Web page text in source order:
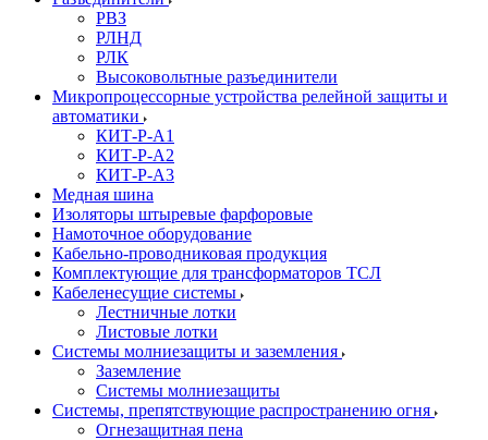
РВЗ
РЛНД
РЛК
Высоковольтные разъединители
Микропроцессорные устройства релейной защиты и
автоматики
КИТ-Р-А1
КИТ-Р-А2
КИТ-Р-А3
Медная шина
Изоляторы штыревые фарфоровые
Намоточное оборудование
Кабельно-проводниковая продукция
Комплектующие для трансформаторов ТСЛ
Кабеленесущие системы
Лестничные лотки
Листовые лотки
Системы молниезащиты и заземления
Заземление
Системы молниезащиты
Системы, препятствующие распространению огня
Огнезащитная пена